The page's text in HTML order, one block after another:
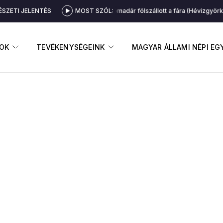
ALMENÜ MEGNYITÁSA
TEVÉKENYSÉGEINK ALMENÜ MEGNYITÁSA
MAGYAR ÁLLAMI NÉPI
JELENTÉS MOST SZÓL:
Sárgarigómadár fölszállott a fára (Hévizgyörk,